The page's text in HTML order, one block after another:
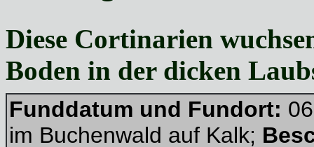
Diese Cortinarien
Boden in der dicken
Funddatum und Fundort:
im Buchenwald auf Kalk;